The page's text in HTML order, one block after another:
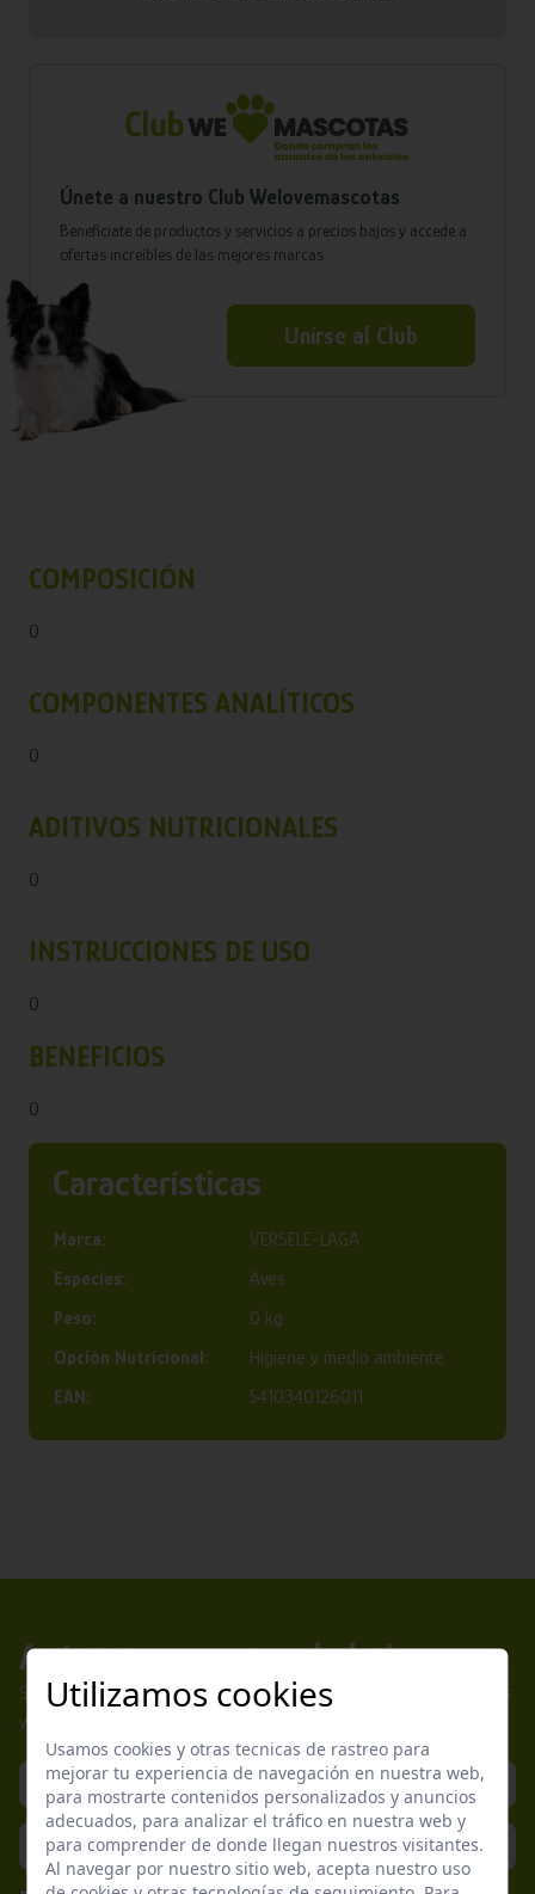
Únete a nuestro Club Welovemascotas
Benefíciate de productos y servicios a precios bajos y accede a
ofertas increíbles de las mejores marcas
Unirse al Club
COMPOSICIÓN
0
COMPONENTES ANALÍTICOS
0
ADITIVOS NUTRICIONALES
0
INSTRUCCIONES DE USO
0
BENEFICIOS
0
Características
Marca:
VERSELE-LAGA
Especies:
Aves
Peso:
0 kg
Opción Nutricional:
Higiene y medio ambiente
EAN:
5410340126011
Apúntate a nuestros boletines
Suscríbete a nuestra newsletter y no te pierdas nuestras ofertas
y promociones exclusivas.
Utilizamos cookies
Usamos cookies y otras tecnicas de rastreo para
mejorar tu experiencia de navegación en nuestra web,
para mostrarte contenidos personalizados y anuncios
adecuados, para analizar el tráfico en nuestra web y
para comprender de donde llegan nuestros visitantes.
Al navegar por nuestro sitio web, acepta nuestro uso